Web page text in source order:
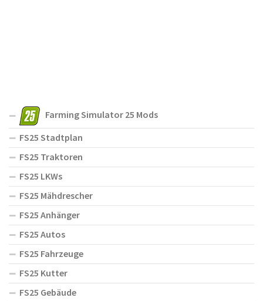
Farming Simulator 25 Mods
FS25 Stadtplan
FS25 Traktoren
FS25 LKWs
FS25 Mähdrescher
FS25 Anhänger
FS25 Autos
FS25 Fahrzeuge
FS25 Kutter
FS25 Gebäude